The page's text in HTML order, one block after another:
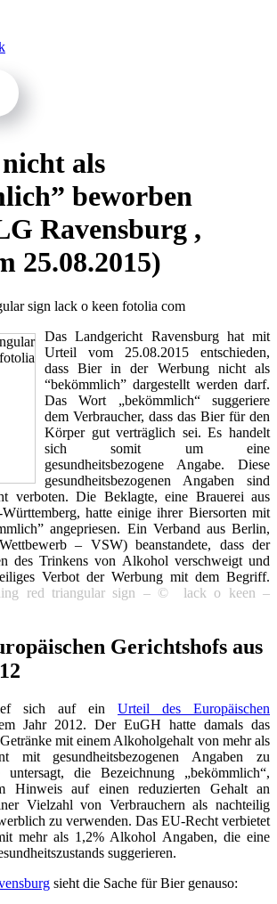
als
beworben
Ravensburg ,
25.08.2015)
Das Landgericht Ravensburg hat mit
Urteil vom 25.08.2015 entschieden,
dass Bier in der Werbung nicht als
“bekömmlich” dargestellt werden darf.
Das Wort „bekömmlich“ suggeriere
dem Verbraucher, dass das Bier für den
Körper gut verträglich sei. Es handelt
sich somit um eine
gesundheitsbezogene Angabe. Diese
gesundheitsbezogenen Angaben sind
verboten. Die Beklagte, eine Brauerei aus
hatte einige ihrer Biersorten mit
angepriesen. Ein Verband aus Berlin,
– VSW) beanstandete, dass der
des Trinkens von Alkohol verschweigt und
Verbot der Werbung mit dem Begriff.
red triangular sign – ©
lack o keen –
Gerichtshofs aus
sich auf ein Urteil des Europäischen
Jahr 2012. Der EuGH hatte damals das
mit einem Alkoholgehalt von mehr als
mit gesundheitsbezogenen Angaben zu
die Bezeichnung „bekömmlich“,
Hinweis auf einen reduzierten Gehalt an
Vielzahl von Verbrauchern als nachteilig
zu verwenden. Das EU-Recht verbietet
mehr als 1,2% Alkohol Angaben, die eine
suggerieren.
sieht die Sache für Bier genauso: